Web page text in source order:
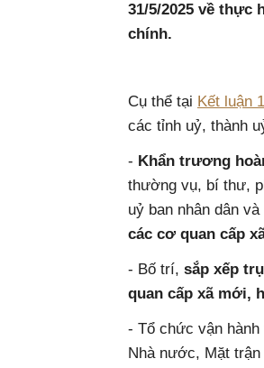
31/5/2025 về thực
chính.
Cụ thể tại Kết luận
các tỉnh uỷ, thành
- Khẩn trương
thường vụ, bí thư,
uỷ ban nhân dân
các cơ quan cấp
- Bố trí, sắp xếp
quan cấp xã mới,
- Tổ chức vận
Nhà nước, Mặt